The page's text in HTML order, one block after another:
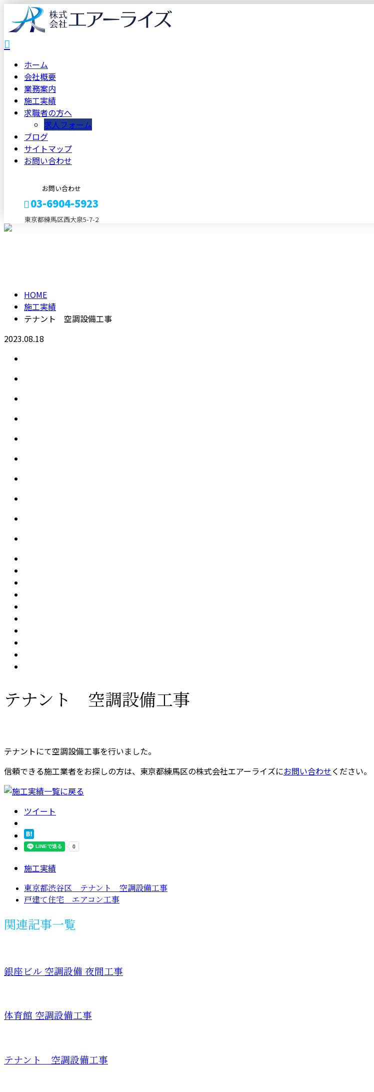
ホーム
会社概要
業務案内
施工実績
求職者の方へ
求人フォーム
ブログ
サイトマップ
お問い合わせ
お問い合わせ
03-6904-5923
東京都練馬区西大泉5-7-2
HOME
施工実績
テナント 空調設備工事
2023.08.18
テナント 空調設備工事
テナントにて空調設備工事を行いました。
信頼できる施工業者をお探しの方は、東京都練馬区の株式会社エアーライズにお問い合わせください。
ツイート
施工実績
東京都渋谷区 テナント 空調設備工事
戸建て住宅 エアコン工事
関連記事一覧
銀座ビル 空調設備 夜間工事
体育館 空調設備工事
テナント 空調設備工事